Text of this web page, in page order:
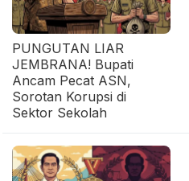
PUNGUTAN LIAR
JEMBRANA! Bupati
Ancam Pecat ASN,
Sorotan Korupsi di
Sektor Sekolah